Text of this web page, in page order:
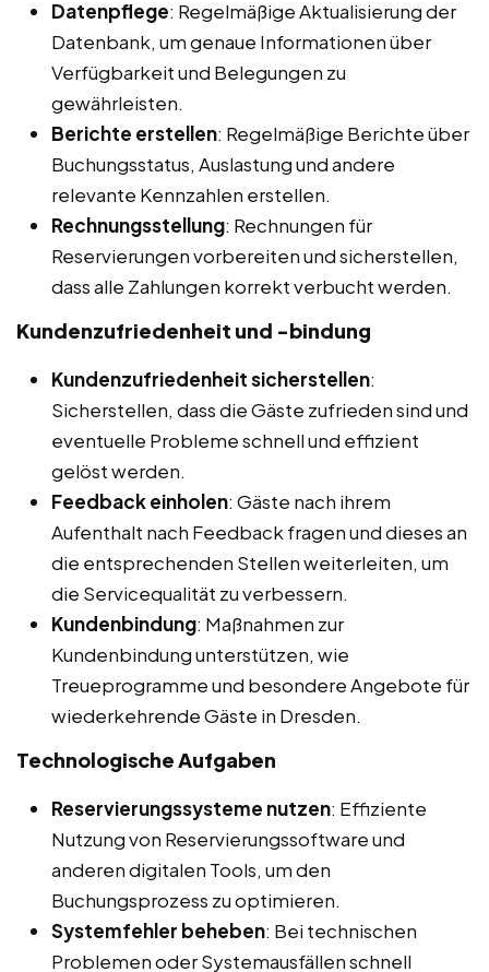
Datenpflege: Regelmäßige Aktualisierung der
Datenbank, um genaue Informationen über
Verfügbarkeit und Belegungen zu
gewährleisten.
Berichte erstellen: Regelmäßige Berichte über
Buchungsstatus, Auslastung und andere
relevante Kennzahlen erstellen.
Rechnungsstellung: Rechnungen für
Reservierungen vorbereiten und sicherstellen,
dass alle Zahlungen korrekt verbucht werden.
Kundenzufriedenheit und -bindung
Kundenzufriedenheit sicherstellen:
Sicherstellen, dass die Gäste zufrieden sind und
eventuelle Probleme schnell und effizient
gelöst werden.
Feedback einholen: Gäste nach ihrem
Aufenthalt nach Feedback fragen und dieses an
die entsprechenden Stellen weiterleiten, um
die Servicequalität zu verbessern.
Kundenbindung: Maßnahmen zur
Kundenbindung unterstützen, wie
Treueprogramme und besondere Angebote für
wiederkehrende Gäste in Dresden.
Technologische Aufgaben
Reservierungssysteme nutzen: Effiziente
Nutzung von Reservierungssoftware und
anderen digitalen Tools, um den
Buchungsprozess zu optimieren.
Systemfehler beheben: Bei technischen
Problemen oder Systemausfällen schnell